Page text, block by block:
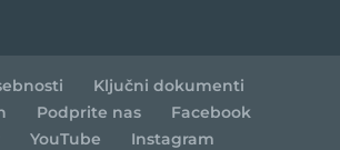
Ključni dokumenti
Podprite nas
Facebook
YouTube Instagram